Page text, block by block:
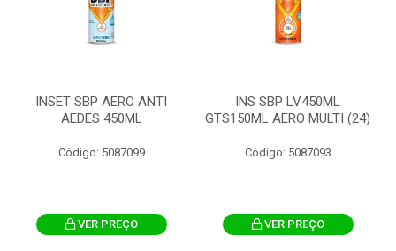
INSET SBP AERO ANTI
AEDES 450ML
Código: 5087099
VER PREÇO
INS SBP LV450ML
GTS150ML AERO MULTI (24)
Código: 5087093
VER PREÇO